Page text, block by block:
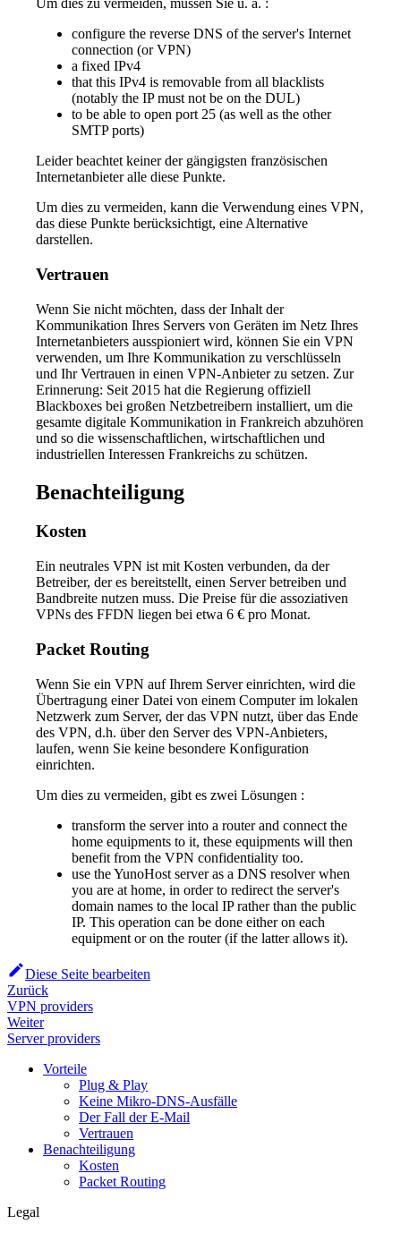
Um dies zu vermeiden, müssen Sie u. a. :
configure the reverse DNS of the server's Internet
connection (or VPN)
a fixed IPv4
that this IPv4 is removable from all blacklists
(notably the IP must not be on the DUL)
to be able to open port 25 (as well as the other
SMTP ports)
Leider beachtet keiner der gängigsten französischen
Internetanbieter alle diese Punkte.
Um dies zu vermeiden, kann die Verwendung eines VPN,
das diese Punkte berücksichtigt, eine Alternative
darstellen.
Vertrauen
Wenn Sie nicht möchten, dass der Inhalt der
Kommunikation Ihres Servers von Geräten im Netz Ihres
Internetanbieters ausspioniert wird, können Sie ein VPN
verwenden, um Ihre Kommunikation zu verschlüsseln
und Ihr Vertrauen in einen VPN-Anbieter zu setzen. Zur
Erinnerung: Seit 2015 hat die Regierung offiziell
Blackboxes bei großen Netzbetreibern installiert, um die
gesamte digitale Kommunikation in Frankreich abzuhören
und so die wissenschaftlichen, wirtschaftlichen und
industriellen Interessen Frankreichs zu schützen.
Benachteiligung
Kosten
Ein neutrales VPN ist mit Kosten verbunden, da der
Betreiber, der es bereitstellt, einen Server betreiben und
Bandbreite nutzen muss. Die Preise für die assoziativen
VPNs des FFDN liegen bei etwa 6 € pro Monat.
Packet Routing
Wenn Sie ein VPN auf Ihrem Server einrichten, wird die
Übertragung einer Datei von einem Computer im lokalen
Netzwerk zum Server, der das VPN nutzt, über das Ende
des VPN, d.h. über den Server des VPN-Anbieters,
laufen, wenn Sie keine besondere Konfiguration
einrichten.
Um dies zu vermeiden, gibt es zwei Lösungen :
transform the server into a router and connect the
home equipments to it, these equipments will then
benefit from the VPN confidentiality too.
use the YunoHost server as a DNS resolver when
you are at home, in order to redirect the server's
domain names to the local IP rather than the public
IP. This operation can be done either on each
equipment or on the router (if the latter allows it).
Diese Seite bearbeiten
Zurück
VPN providers
Weiter
Server providers
Vorteile
Plug & Play
Keine Mikro-DNS-Ausfälle
Der Fall der E-Mail
Vertrauen
Benachteiligung
Kosten
Packet Routing
Legal